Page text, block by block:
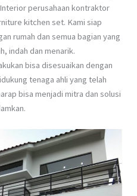
perusahaan kontraktor
kitchen set. Kami siap
rumah dan semua bagian yang
indah dan menarik.
bisa disesuaikan dengan
tenaga ahli yang telah
bisa menjadi mitra dan solusi